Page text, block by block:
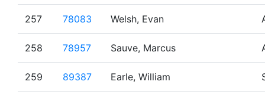
257 78083 Welsh, Evan
258 78957 Sauve, Marcus
259 89387 Earle, William